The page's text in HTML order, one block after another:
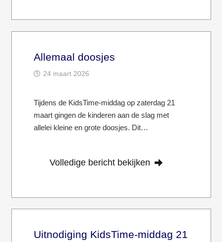
Allemaal doosjes
24 maart 2026
Tijdens de KidsTime-middag op zaterdag 21
maart gingen de kinderen aan de slag met
allelei kleine en grote doosjes. Dit…
Volledige bericht bekijken
Uitnodiging KidsTime-middag 21